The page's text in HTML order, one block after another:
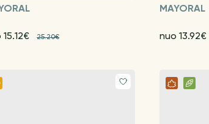
25.20€
MAYORAL
nuo 13.92€